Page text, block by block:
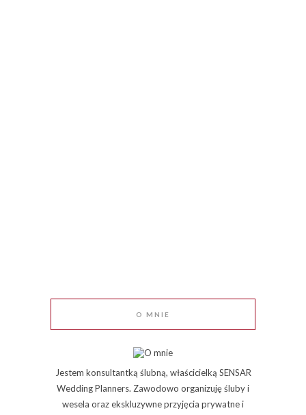
O MNIE
Jestem konsultantką ślubną, właścicielką SENSAR
Wedding Planners. Zawodowo organizuję śluby i
wesela oraz ekskluzywne przyjęcia prywatne i